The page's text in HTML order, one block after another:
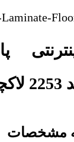
مشخصات